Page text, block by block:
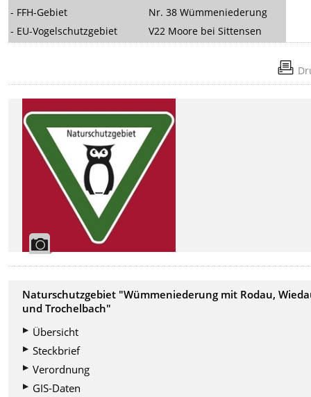
- FFH-Gebiet
Nr. 38 Wümmeniederung
- EU-Vogelschutzgebiet
V22 Moore bei Sittensen
Naturschutzgebiet "Wümmeniederung mit Rodau,
und Trochelbach"
Übersicht
Steckbrief
Verordnung
GIS-Daten